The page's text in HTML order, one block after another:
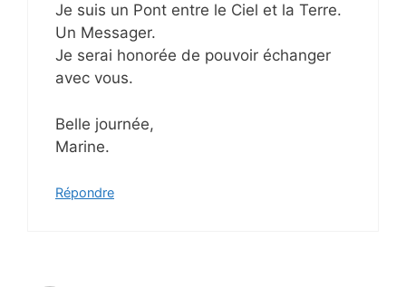
Je suis un Pont entre le Ciel et la Terre.
Un Messager.
Je serai honorée de pouvoir échanger
avec vous.
Belle journée,
Marine.
Répondre